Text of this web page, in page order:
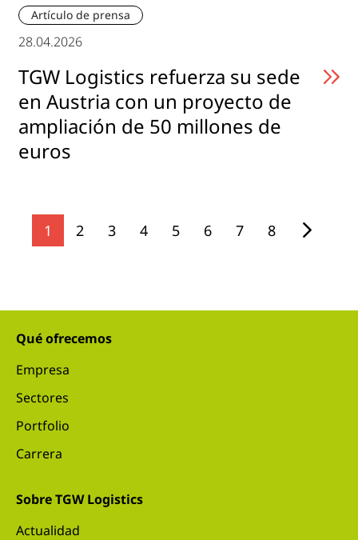
Artículo de prensa
28.04.2026
TGW Logistics refuerza su sede
en Austria con un proyecto de
ampliación de 50 millones de
euros
1 2 3 4 5 6 7 8
Qué ofrecemos
Empresa
Sectores
Portfolio
Carrera
Sobre TGW Logistics
Actualidad